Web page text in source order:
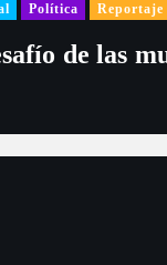
Política Reportaje
de las